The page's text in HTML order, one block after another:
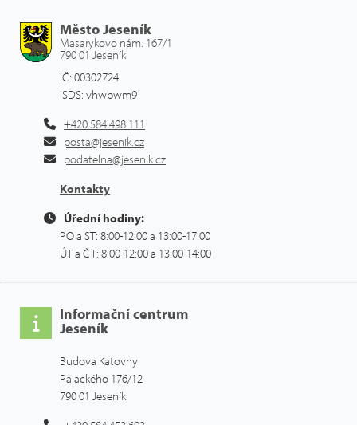
Město Jeseník
Masarykovo nám. 167/1
790 01 Jeseník
IČ: 00302724
ISDS: vhwbwm9
+420 584 498 111
posta@jesenik.cz
podatelna@jesenik.cz
Kontakty
Úřední hodiny:
PO a ST: 8:00-12:00 a 13:00-17:00
ÚT a ČT: 8:00-12:00 a 13:00-14:00
Informační centrum
Jeseník
Budova Katovny
Palackého 176/12
790 01 Jeseník